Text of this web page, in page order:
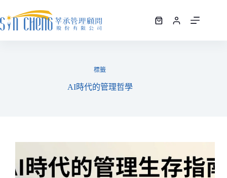
標籤
AI時代的管理哲學